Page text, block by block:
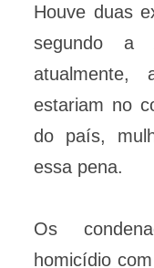
Houve duas
segundo a
atualmente,
estariam no
do país,
essa pena.
Os
homicídio